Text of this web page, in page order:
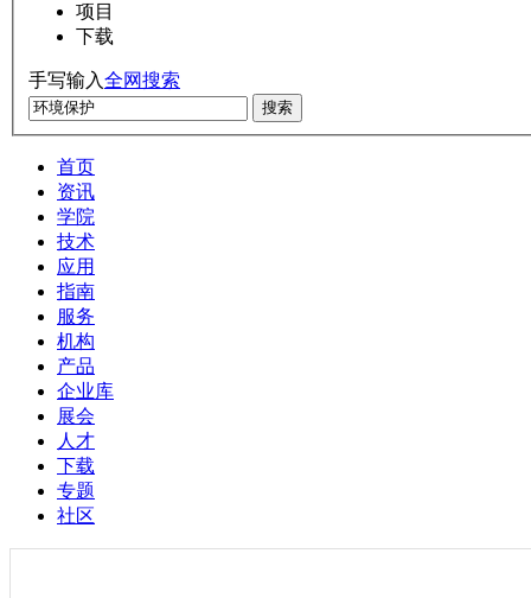
项目
下载
手写输入全网搜索
搜索
首页
资讯
学院
技术
应用
指南
服务
机构
产品
企业库
展会
人才
下载
专题
社区